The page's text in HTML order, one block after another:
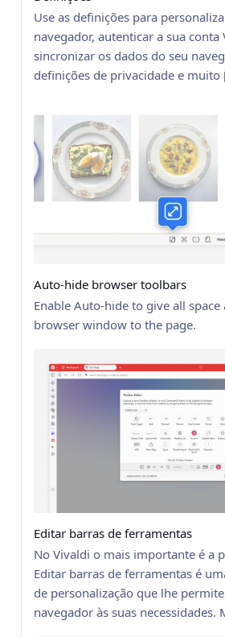
Use as definições para
navegador, autenticar a sua conta
sincronizar os dados do seu
definições de privacidade e
Auto-hide browser toolbars
Enable Auto-hide to give all
browser window to the page.
Editar barras de ferramentas
No Vivaldi o mais importante é a
Editar barras de ferramentas é
de personalização que lhe
navegador às suas necessidades.